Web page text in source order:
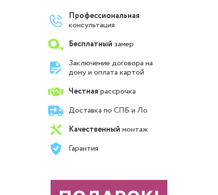
Профессиональная
консультация
Бесплатный замер
Заключение договора на
дому и оплата картой
Честная рассрочка
Доставка по СПБ и Ло
Качественный монтаж
Гарантия